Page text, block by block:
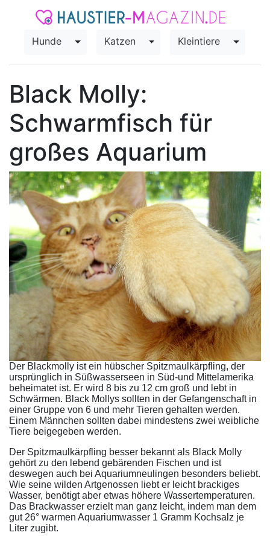
Hunde Toggle Dropdown
Katzen Toggle Dropdown
Kleintiere Toggle
Black Molly:
Schwarmfisch für
großes Aquarium
Der Blackmolly ist ein hübscher Spitzmaulkärpfling, der
ursprünglich in Süßwasserseen in Süd-und Mittelamerika
beheimatet ist. Er wird 8 bis zu 12 cm groß und lebt in
Schwärmen. Black Mollys sollten in der Gefangenschaft in
einer Gruppe von 6 und mehr Tieren gehalten werden.
Einem Männchen sollten dabei mindestens zwei weibliche
Tiere beigegeben werden.
Der Spitzmaulkärpfling besser bekannt als Black Molly
gehört zu den lebend gebärenden Fischen und ist
deswegen auch bei Aquariumneulingen besonders beliebt.
Wie seine wilden Artgenossen liebt er leicht brackiges
Wasser, benötigt aber etwas höhere Wassertemperaturen.
Das Brackwasser erzielt man ganz leicht, indem man dem
gut 26° warmen Aquariumwasser 1 Gramm Kochsalz je
Liter zugibt.